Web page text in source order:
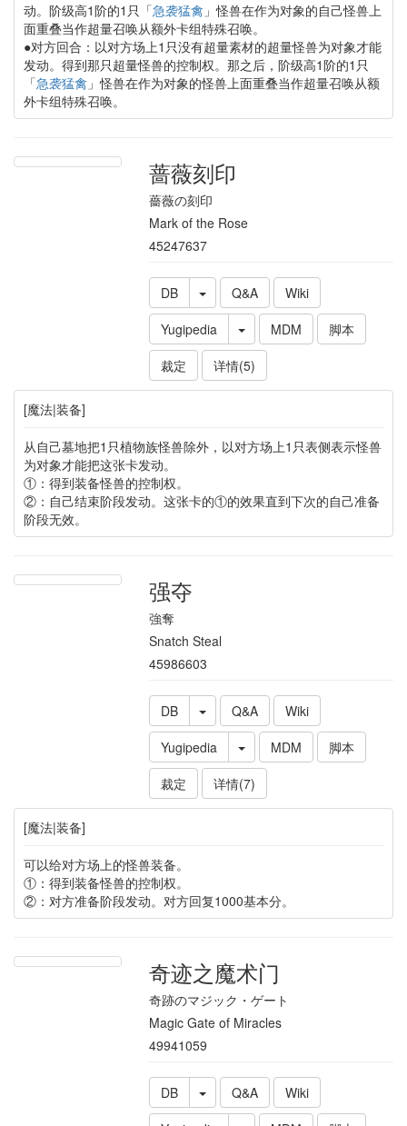
动。阶级高1阶的1只「急袭猛禽 」怪兽在作为对象的自己怪兽上
面重叠当作超量召唤从额外卡组特殊召唤。
●对方回合：以对方场上1只没有超量素材的超量怪兽为对象才能
发动。得到那只超量怪兽的控制权。那之后，阶级高1阶的1只
「急袭猛禽 」怪兽在作为对象的怪兽上面重叠当作超量召唤从额
外卡组特殊召唤。
蔷薇刻印
薔薇の刻印
Mark of the Rose
45247637
DB Q&A
Wiki
Yugipedia
MDM
脚本
裁定
详情(5)
[魔法|装备]
从自己墓地把1只植物族怪兽除外，以对方场上1只表侧表示怪兽
为对象才能把这张卡发动。
①：得到装备怪兽的控制权。
②：自己结束阶段发动。这张卡的①的效果直到下次的自己准备
阶段无效。
强夺
強奪
Snatch Steal
45986603
DB Q&A
Wiki
Yugipedia
MDM
脚本
裁定
详情(7)
[魔法|装备]
可以给对方场上的怪兽装备。
①：得到装备怪兽的控制权。
②：对方准备阶段发动。对方回复1000基本分。
奇迹之魔术门
奇跡のマジック・ゲート
Magic Gate of Miracles
49941059
DB Q&A
Wiki